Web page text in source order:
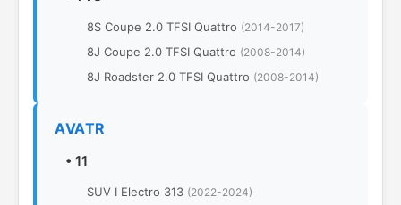
8S Coupe 2.0 TFSI Quattro (2014-2017)
8J Coupe 2.0 TFSI Quattro (2008-2014)
8J Roadster 2.0 TFSI Quattro (2008-2014)
AVATR
• 11
SUV I Electro 313 (2022-2024)